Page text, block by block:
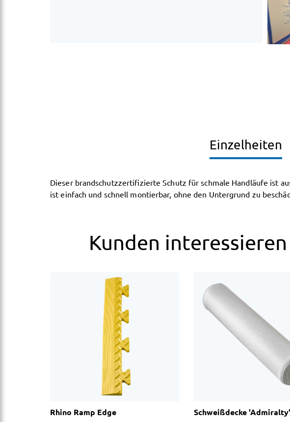
Einzelheiten
Dieser brandschutzzertifizierte Schutz für schmale Handläufe ist
ist einfach und schnell montierbar, ohne den Untergrund zu
Kunden
Rhino Ramp Edge Schweißdecke 'Admiralty'